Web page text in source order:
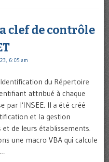
clef de contrôle
6:05 am
du Répertoire
attribué à chaque
par l’INSEE. Il a été créé
et la gestion
de leurs établissements.
une macro VBA qui calcule